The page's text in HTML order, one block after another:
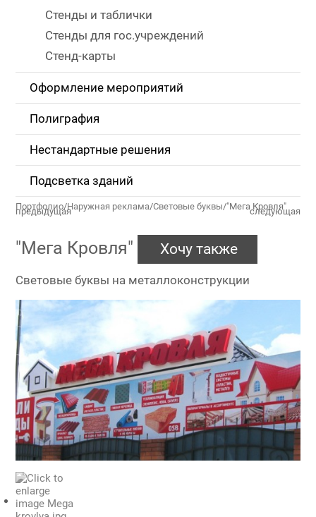
Стенды и таблички
Стенды для гос.учреждений
Стенд-карты
Оформление мероприятий
Полиграфия
Нестандартные решения
Подсветка зданий
Портфолио/Наружная реклама/Световые буквы/"Мега Кровля"
"Мега Кровля" Хочу также
Световые буквы на металлоконструкции
предыдущая следующая